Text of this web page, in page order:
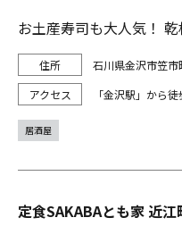
お土産寿司も大人気！
石川県金沢市笠
「金沢駅」から
居酒屋
定食SAKABAとも家 近江